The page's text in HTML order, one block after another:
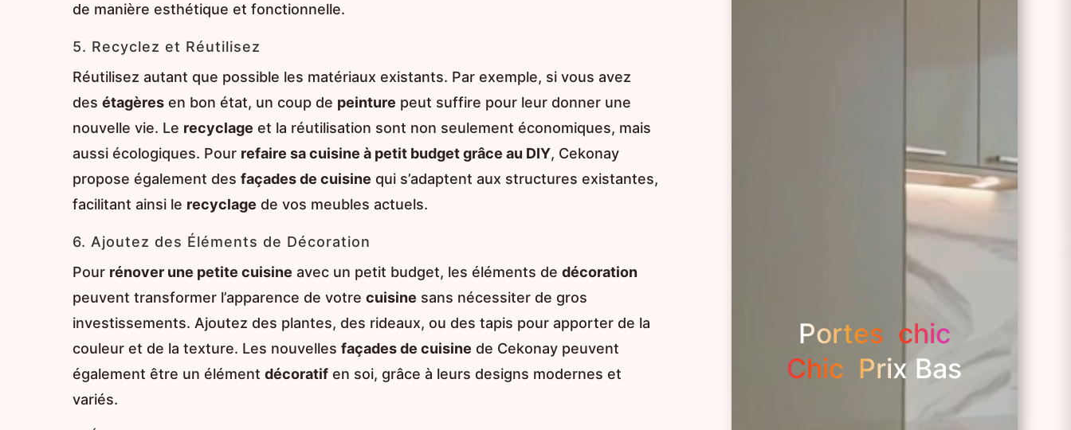
de manière esthétique et fonctionnelle.
5. Recyclez et Réutilisez
Réutilisez autant que possible les matériaux existants. Par exemple, si vous avez
des étagèresen bon état, un coup de peinture peut suffire pour leur donner une
nouvelle vie. Le recyclage et la réutilisation sont non seulement économiques, mais
aussi écologiques. Pour refaire sa cuisine à petit budget grâce au DIY, Cekonay
propose également des façades de cuisine qui s’adaptent aux structures existantes,
facilitant ainsi le recyclage de vos meubles actuels.
6. Ajoutez des Éléments de Décoration
Pour rénover une petite cuisine avec un petit budget, les éléments de décoration
peuvent transformer l’apparence de votre cuisine sans nécessiter de gros
investissements. Ajoutez des plantes, des rideaux, ou des tapis pour apporter de la
couleur et de la texture. Les nouvelles façades de cuisine de Cekonay peuvent
également être un élément décoratifen soi, grâce à leurs designs modernes et
variés.
Portes chic
Chic Prix Bas